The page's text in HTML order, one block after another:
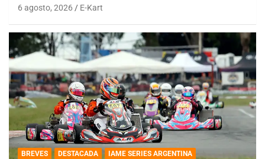
6 agosto, 2026 E-Kart
BREVES DESTACADA
IAME SERIES ARGENTINA